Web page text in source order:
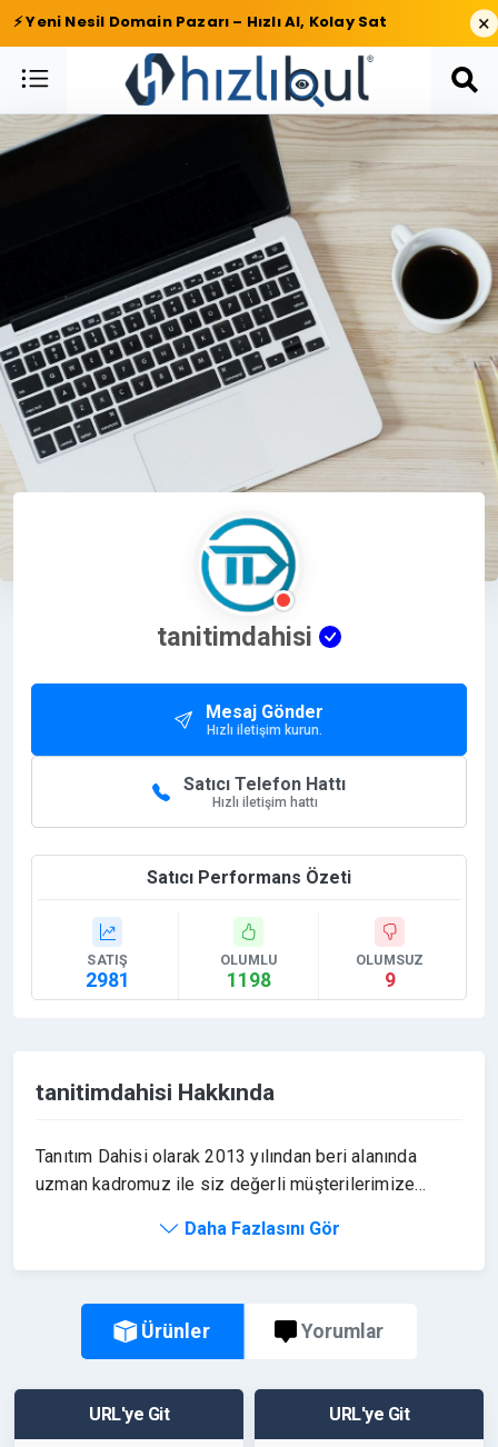
⚡ Yeni Nesil Domain Pazarı – Hızlı Al, Kolay Sat ×
tanitimdahisi
Mesaj Gönder
Hızlı iletişim kurun.
Satıcı Telefon Hattı
Hızlı iletişim hattı
Satıcı Performans Özeti
SATIŞ
2981
OLUMLU
1198
OLUMSUZ
9
tanitimdahisi Hakkında
Tanıtım Dahisi olarak 2013 yılından beri alanında
uzman kadromuz ile siz değerli müşterilerimize
yazısı hizmeti sunmaktayız.
Daha Fazlasını Gör
Ürünler Yorumlar
URL'ye Git URL'ye Git